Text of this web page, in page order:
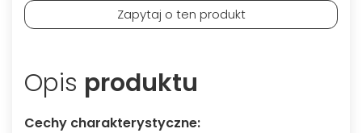
Zapytaj o ten produkt
Opis produktu
Cechy charakterystyczne: